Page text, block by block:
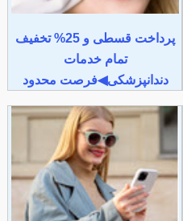
پرداخت قسطی و 25% تخفیف
تمام خدمات
دندانپزشکی◀فرصت محدود